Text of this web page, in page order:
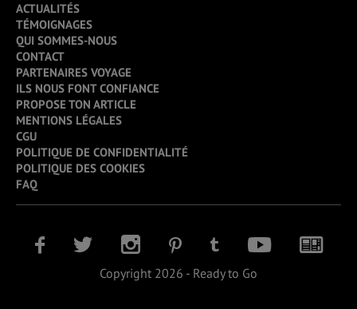
ACTUALITÉS
TÉMOIGNAGES
QUI SOMMES-NOUS
CONTACT
PARTENAIRES VOYAGE
ILS NOUS FONT CONFIANCE
PROPOSE TON ARTICLE
MENTIONS LÉGALES
CGU
POLITIQUE DE CONFIDENTIALITÉ
POLITIQUE DES COOKIES
FAQ
Copyright 2026 - Ready to Go